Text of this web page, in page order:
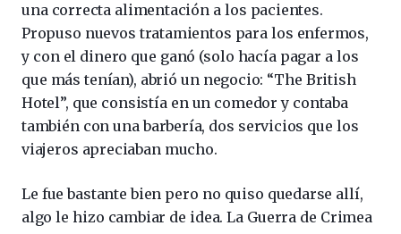
una correcta alimentación a los pacientes.
Propuso nuevos tratamientos para los enfermos,
y con el dinero que ganó (solo hacía pagar a los
que más tenían), abrió un negocio: “The British
Hotel”, que consistía en un comedor y contaba
también con una barbería, dos servicios que los
viajeros apreciaban mucho.
Le fue bastante bien pero no quiso quedarse allí,
algo le hizo cambiar de idea. La Guerra de Crimea